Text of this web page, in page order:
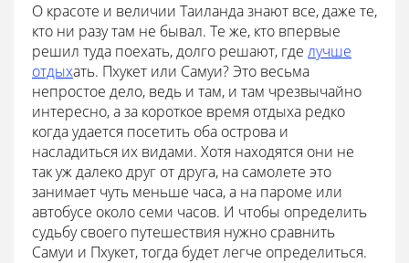
О красоте и величии Таиланда знают все, даже те,
кто ни разу там не бывал. Те же, кто впервые
решил туда поехать, долго решают, где лучше
отдыхать. Пхукет или Самуи? Это весьма
непростое дело, ведь и там, и там чрезвычайно
интересно, а за короткое время отдыха редко
когда удается посетить оба острова и
насладиться их видами. Хотя находятся они не
так уж далеко друг от друга, на самолете это
занимает чуть меньше часа, а на пароме или
автобусе около семи часов. И чтобы определить
судьбу своего путешествия нужно сравнить
Самуи и Пхукет, тогда будет легче определиться.